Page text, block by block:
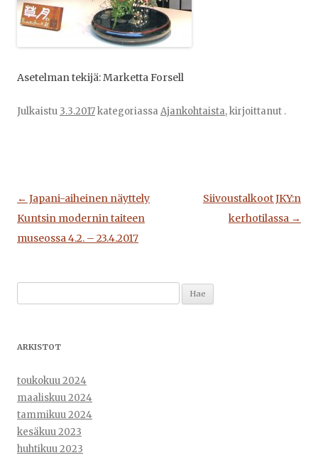
Asetelman tekijä: Marketta Forsell
Julkaistu 3.3.2017kategoriassaAjankohtaista, kirjoittanut .
Artikkelien
selaus
← Japani-aiheinen näyttely
Kuntsin modernin taiteen
museossa 4.2. – 23.4.2017
Siivoustalkoot JKY:n
kerhotilassa →
ARKISTOT
toukokuu 2024
maaliskuu 2024
tammikuu 2024
kesäkuu 2023
huhtikuu 2023